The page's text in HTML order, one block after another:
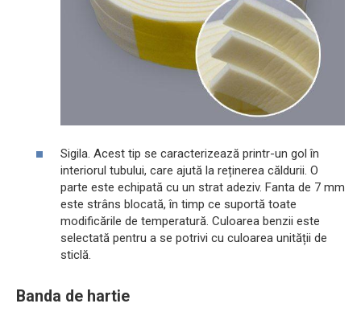
Sigila. Acest tip se caracterizează printr-un gol în
interiorul tubului, care ajută la reținerea căldurii. O
parte este echipată cu un strat adeziv. Fanta de 7 mm
este strâns blocată, în timp ce suportă toate
modificările de temperatură. Culoarea benzii este
selectată pentru a se potrivi cu culoarea unității de
sticlă.
Banda de hartie